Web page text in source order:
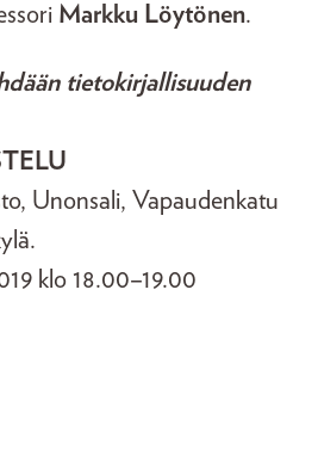
Markku Löytönen.
tietokirjallisuuden
Unonsali, Vapaudenkatu
klo 18.00–19.00